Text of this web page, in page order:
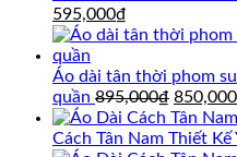
Giá
gốc
là:
695,000₫.
595,000₫
hiện
là:
595,000₫.
Áo dài tân thời phom
quần 895,000₫ Giá
gốc
là:
850,000
Cách Tân Nam Thiết Kế